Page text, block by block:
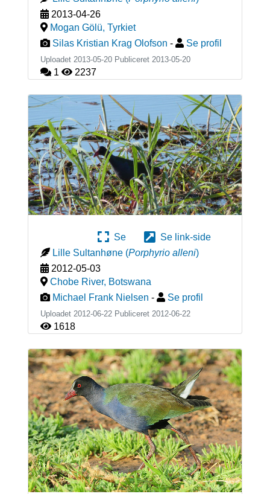
2013-04-26
Mogan Gölü, Tyrkiet
Silas Kristian Krag Olofson - Se profil
Uploadet 2013-05-20 Publiceret 2013-05-20
1 2237
Se
Se link-side
Lille Sultanhøne (Porphyrio alleni)
2012-05-03
Chobe River, Botswana
Michael Frank Nielsen - Se profil
Uploadet 2012-06-22 Publiceret 2012-06-22
1618